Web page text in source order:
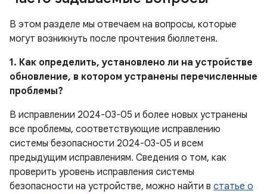
В этом разделе мы отвечаем на вопросы, которые
могут возникнуть после прочтения бюллетеня.
1. Как определить, установлено ли на устройстве
обновление, в котором устранены перечисленные
проблемы?
В исправлении 2024-03-05 и более новых устранены
все проблемы, соответствующие исправлению
системы безопасности 2024-03-05 и всем
предыдущим исправлениям. Сведения о том, как
проверить уровень исправления системы
безопасности на устройстве, можно найти в статье о